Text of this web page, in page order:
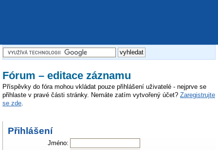
Fórum – editace záznamu
Příspěvky do fóra mohou vkládat pouze přihlášení uživatelé - nejprve se
přihlaste v pravé části stránky. Nemáte zatím vytvořený účet? Zaregistrujte
se zde.
Přihlášení
Jméno: